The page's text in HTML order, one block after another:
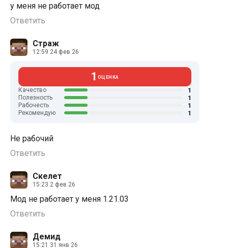
у меня не работает мод
Ответить
Страж
12:59 24 фев 26
1 ОЦЕНКА
Качество 1
Полезность 1
Рабочесть 1
Рекомендую 1
Не рабочий
Ответить
Скелет
15:23 2 фев 26
Мод не работает у меня 1.21.03
Ответить
Демид
15:21 31 янв 26